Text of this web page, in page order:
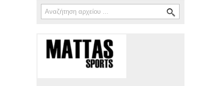
Φόρμα αναζήτησης
Αναζήτηση